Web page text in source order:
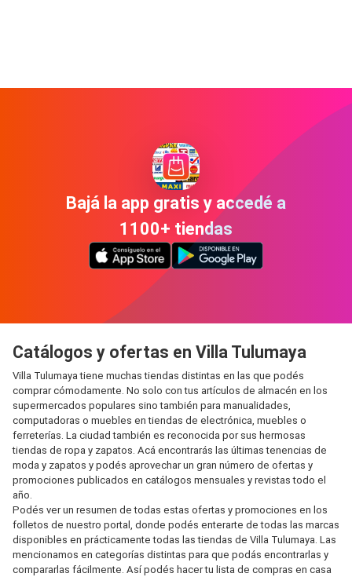
Bajá la app gratis y accedé a
1100+ tiendas
Catálogos y ofertas en Villa Tulumaya
Villa Tulumaya tiene muchas tiendas distintas en las que podés
comprar cómodamente. No solo con tus artículos de almacén en los
supermercados populares sino también para manualidades,
computadoras o muebles en tiendas de electrónica, muebles o
ferreterías. La ciudad también es reconocida por sus hermosas
tiendas de ropa y zapatos. Acá encontrarás las últimas tenencias de
moda y zapatos y podés aprovechar un gran número de ofertas y
promociones publicados en catálogos mensuales y revistas todo el
año.
Podés ver un resumen de todas estas ofertas y promociones en los
folletos de nuestro portal, donde podés enterarte de todas las marcas
disponibles en prácticamente todas las tiendas de Villa Tulumaya. Las
mencionamos en categorías distintas para que podás encontrarlas y
compararlas fácilmente. Así podés hacer tu lista de compras en casa